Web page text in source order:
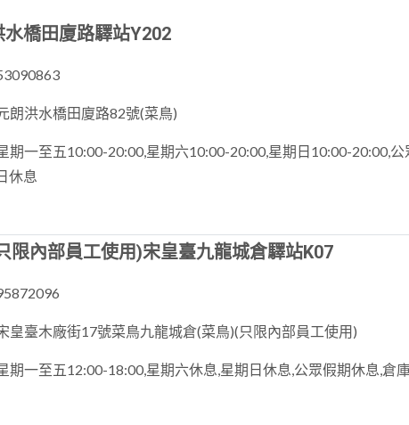
水橋田廈路驛站Y202
朗洪水橋田廈路82號(菜鳥)
期一至五10:00-20:00,星期六10:00-20:00,星期日10:00-20:00,
休息
限內部員工使用)宋皇臺九龍城倉驛站K07
皇臺木廠街17號菜鳥九龍城倉(菜鳥)(只限內部員工使用)
期一至五12:00-18:00,星期六休息,星期日休息,公眾假期休息,倉